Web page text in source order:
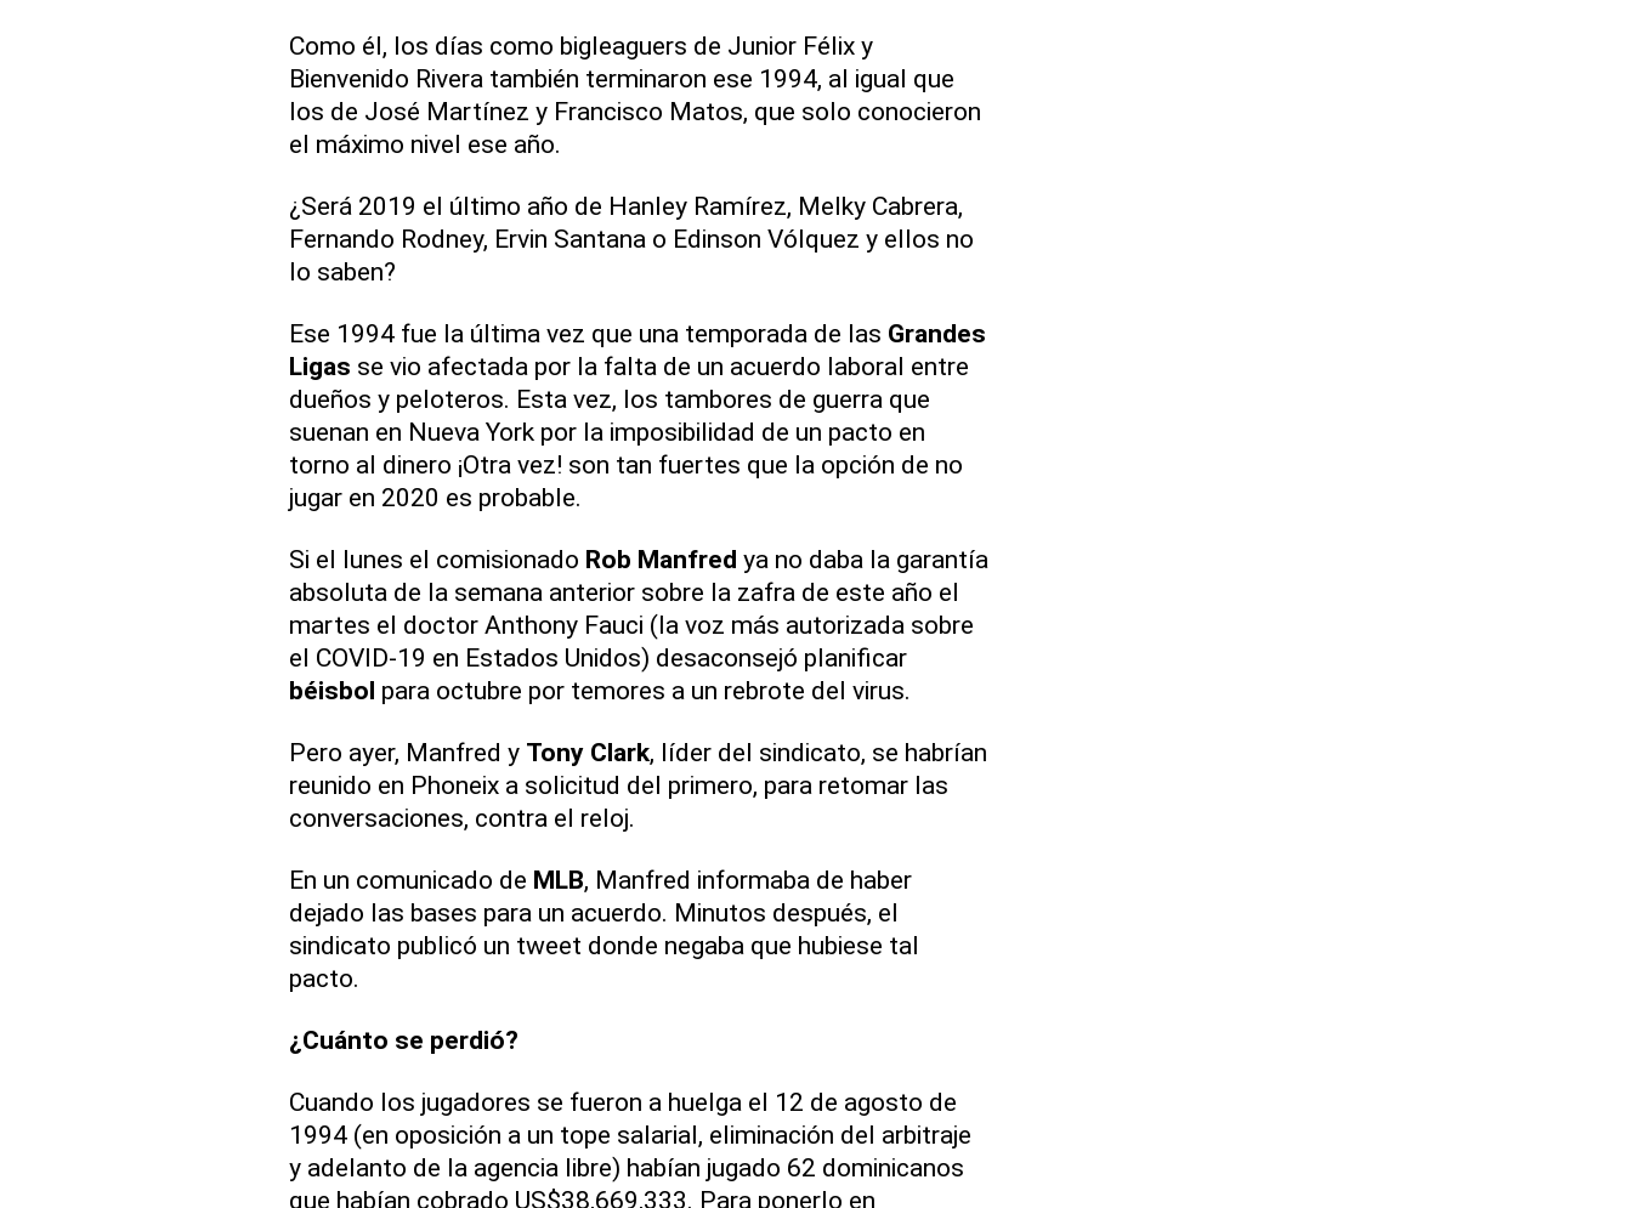
Como él, los días como bigleaguers de Junior Félix y
Bienvenido Rivera también terminaron ese 1994, al igual que
los de José Martínez y Francisco Matos, que solo conocieron
el máximo nivel ese año.
¿Será 2019 el último año de Hanley Ramírez, Melky Cabrera,
Fernando Rodney, Ervin Santana o Edinson Vólquez y ellos no
lo saben?
Ese 1994 fue la última vez que una temporada de las Grandes
Ligas se vio afectada por la falta de un acuerdo laboral entre
dueños y peloteros. Esta vez, los tambores de guerra que
suenan en Nueva York por la imposibilidad de un pacto en
torno al dinero ¡Otra vez! son tan fuertes que la opción de no
jugar en 2020 es probable.
Si el lunes el comisionado Rob Manfred ya no daba la garantía
absoluta de la semana anterior sobre la zafra de este año el
martes el doctor Anthony Fauci (la voz más autorizada sobre
el COVID-19 en Estados Unidos) desaconsejó planificar
béisbol para octubre por temores a un rebrote del virus.
Pero ayer, Manfred y Tony Clark, líder del sindicato, se habrían
reunido en Phoneix a solicitud del primero, para retomar las
conversaciones, contra el reloj.
En un comunicado de MLB, Manfred informaba de haber
dejado las bases para un acuerdo. Minutos después, el
sindicato publicó un tweet donde negaba que hubiese tal
pacto.
¿Cuánto se perdió?
Cuando los jugadores se fueron a huelga el 12 de agosto de
1994 (en oposición a un tope salarial, eliminación del arbitraje
y adelanto de la agencia libre) habían jugado 62 dominicanos
que habían cobrado US$38,669,333. Para ponerlo en